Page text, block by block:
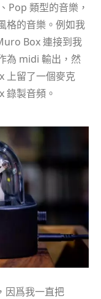
Pop 類型的音樂，
格的音樂。例如我
Box 連接到我
為 midi 輸出，然
上留了一個麥克
錄製音頻。
因爲我一直把